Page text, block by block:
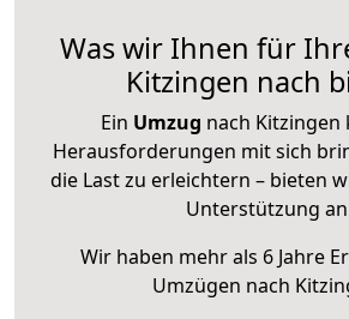
Was wir Ihnen für
Kitzingen nach
Ein Umzug nach Kitzingen
Herausforderungen mit sich
die Last zu erleichtern – bieten
Unterstützung
Wir haben mehr als 6 Jahre
Umzügen nach